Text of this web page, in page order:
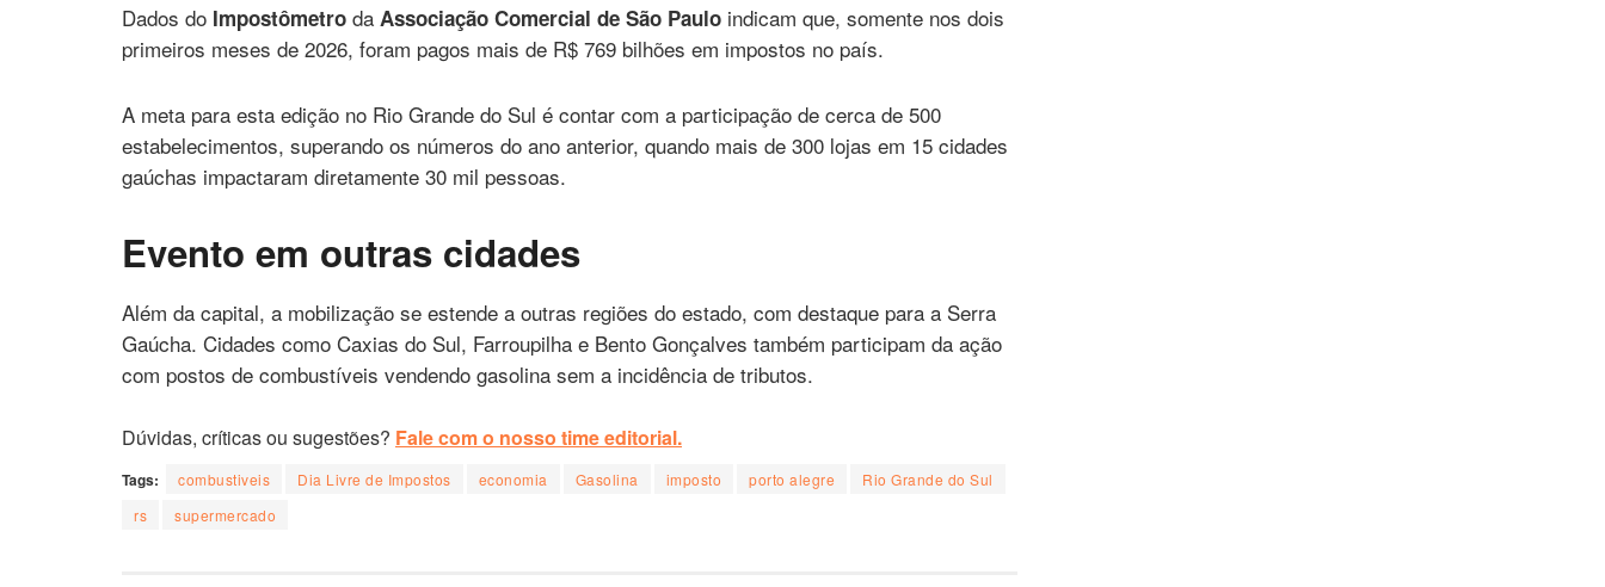
Dados do Impostômetro da Associação Comercial de São Paulo indicam que, somente nos dois
primeiros meses de 2026, foram pagos mais de R$ 769 bilhões em impostos no país.
A meta para esta edição no Rio Grande do Sul é contar com a participação de cerca de 500
estabelecimentos, superando os números do ano anterior, quando mais de 300 lojas em 15 cidades
gaúchas impactaram diretamente 30 mil pessoas.
Evento em outras cidades
Além da capital, a mobilização se estende a outras regiões do estado, com destaque para a Serra
Gaúcha. Cidades como Caxias do Sul, Farroupilha e Bento Gonçalves também participam da ação
com postos de combustíveis vendendo gasolina sem a incidência de tributos.
Dúvidas, críticas ou sugestões? Fale com o nosso time editorial.
Tags: combustiveis Dia Livre de Impostos economia Gasolina imposto porto alegre
Rio Grande do Sul
rs
supermercado